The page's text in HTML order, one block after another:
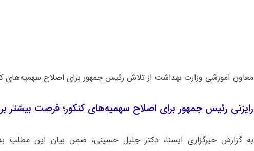
معاون آموزشی وزارت بهداشت از تلاش رئیس جمهور برای اصلاح سهمیه‌های
رایزنی رئیس جمهور برای اصلاح سهمیه‌های کنکور؛ فرصت بیشتر
به گزارش خبرگزاری ایسنا، دکتر جلیل حسینی، ضمن بیان این